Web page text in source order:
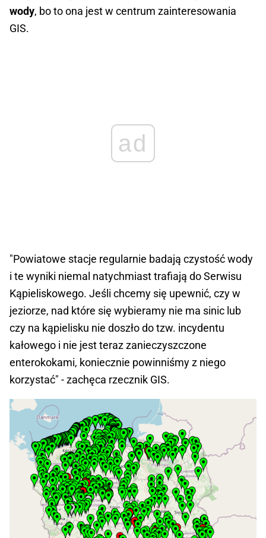
wody, bo to ona jest w centrum zainteresowania
GIS.
ad
"Powiatowe stacje regularnie badają czystość wody
i te wyniki niemal natychmiast trafiają do Serwisu
Kąpieliskowego. Jeśli chcemy się upewnić, czy w
jeziorze, nad które się wybieramy nie ma sinic lub
czy na kąpielisku nie doszło do tzw. incydentu
kałowego i nie jest teraz zanieczyszczone
enterokokami, koniecznie powinniśmy z niego
korzystać" - zachęca rzecznik GIS.